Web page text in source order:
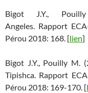
Bigot J.Y.,
Angeles. Rapport
Pérou 2018: 168. [lien]
Bigot J.Y., Pouilly M.
Tipishca. Rapport
Pérou 2018: 169-170. [